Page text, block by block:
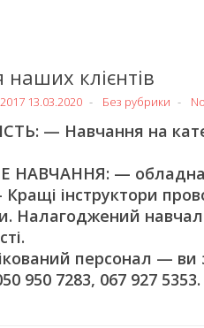
клієнтів
13.03.2020 Без рубрики
— Навчання на
НАВЧАННЯ: —
інструктори
Налагоджений
персонал —
950 7283, 067 927 5353.